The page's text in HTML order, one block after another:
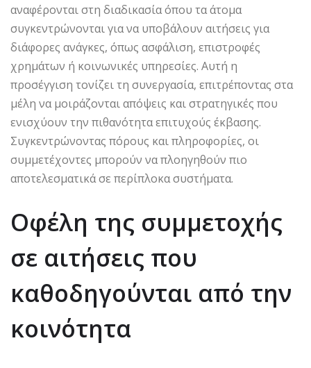
αναφέρονται στη διαδικασία όπου τα άτομα
συγκεντρώνονται για να υποβάλουν αιτήσεις για
διάφορες ανάγκες, όπως ασφάλιση, επιστροφές
χρημάτων ή κοινωνικές υπηρεσίες. Αυτή η
προσέγγιση τονίζει τη συνεργασία, επιτρέποντας στα
μέλη να μοιράζονται απόψεις και στρατηγικές που
ενισχύουν την πιθανότητα επιτυχούς έκβασης.
Συγκεντρώνοντας πόρους και πληροφορίες, οι
συμμετέχοντες μπορούν να πλοηγηθούν πιο
αποτελεσματικά σε περίπλοκα συστήματα.
Οφέλη της συμμετοχής
σε αιτήσεις που
καθοδηγούνται από την
κοινότητα